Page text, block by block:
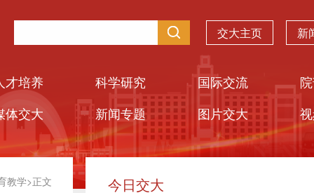
交大主页 新
才培养 科学研究 国际交流
体交大
新闻专题 图片交大
教学>正文 今日交大